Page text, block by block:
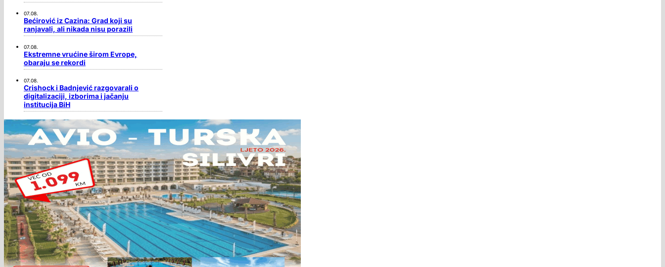
07.08.
Bećirović iz Cazina: Grad koji su
ranjavali, ali nikada nisu porazili
07.08.
Ekstremne vrućine širom Evrope,
obaraju se rekordi
07.08.
Crishock i Badnjević razgovarali o
digitalizaciji, izborima i jačanju
institucija BiH